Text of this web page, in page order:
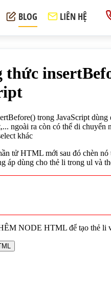
BLOG LIÊN HỆ
thẻ ul, select,...
cùng, thường áp